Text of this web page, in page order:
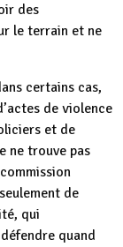
des
le terrain et ne
certains cas,
de violence
et de
ne trouve pas
de
qui
quand